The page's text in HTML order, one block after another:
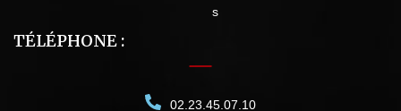
s
TÉLÉPHONE :
02.23.45.07.10